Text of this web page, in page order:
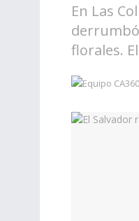
En Las
florales.